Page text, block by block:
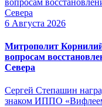
6 Августа 2026
Митрополит
вопросам
Севера
Сергей Степашин
знаком ИППО